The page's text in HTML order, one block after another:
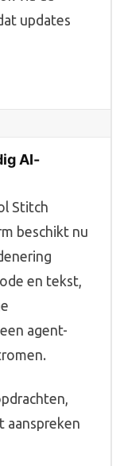
updates
AI-
Stitch
beschikt nu
en tekst,
agent-
aanspreken